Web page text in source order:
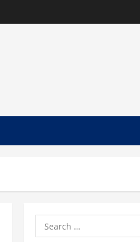
Search
for: